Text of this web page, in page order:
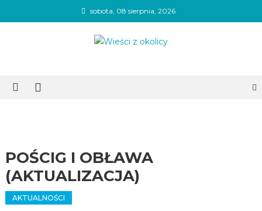
to
sobota, 08 sierpnia, 2026
POŚCIG I OBŁAWA
(AKTUALIZACJA)
AKTUALNOŚCI